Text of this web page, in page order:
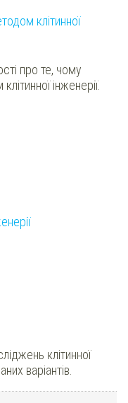
клітинної
про те, чому
інженерії.
клітинної
варіантів.